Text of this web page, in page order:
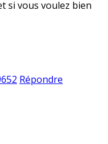
si vous voulez bien
Répondre